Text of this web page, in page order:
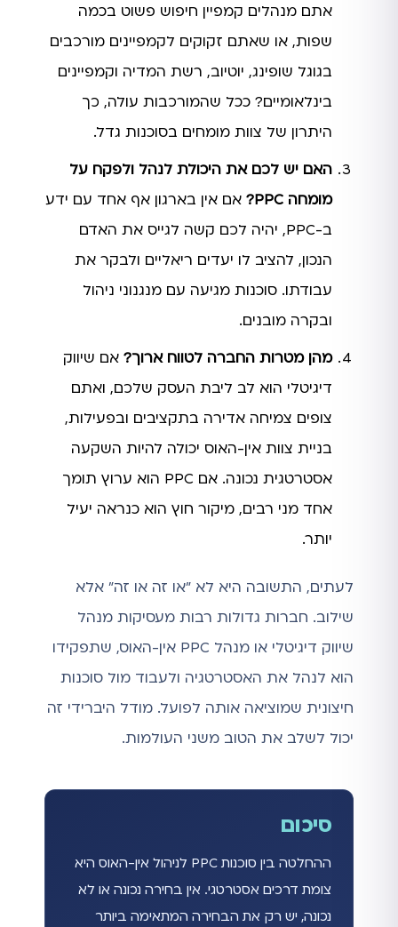
אתם מנהלים קמפיין חיפוש פשוט בכמה
שפות, או שאתם זקוקים לקמפיינים מורכבים
בגוגל שופינג, יוטיוב, רשת המדיה וקמפיינים
בינלאומיים? ככל שהמורכבות עולה, כך
היתרון של צוות מומחים בסוכנות גדל.
האם יש לכם את היכולת לנהל ולפקח על
מומחה PPC?
אם אין בארגון אף אחד עם ידע
ב-PPC, יהיה לכם קשה לגייס את האדם
הנכון, להציב לו יעדים ריאליים ולבקר את
עבודתו. סוכנות מגיעה עם מנגנוני ניהול
ובקרה מובנים.
מהן מטרות החברה לטווח ארוך? אם שיווק
דיגיטלי הוא לב ליבת העסק שלכם, ואתם
צופים צמיחה אדירה בתקציבים ובפעילות,
בניית צוות אין-האוס יכולה להיות השקעה
אסטרטגית נכונה. אם PPC הוא ערוץ תומך
אחד מני רבים, מיקור חוץ הוא כנראה יעיל
יותר.
לעתים, התשובה היא לא "או זה או זה" אלא
שילוב. חברות גדולות רבות מעסיקות מנהל
שיווק דיגיטלי או מנהל PPC אין-האוס, שתפקידו
הוא לנהל את האסטרטגיה ולעבוד מול סוכנות
חיצונית שמוציאה אותה לפועל. מודל היברידי זה
יכול לשלב את הטוב משני העולמות.
סיכום
ההחלטה בין סוכנות PPC לניהול אין-האוס היא
צומת דרכים אסטרטגי. אין בחירה נכונה או לא
נכונה, יש רק את הבחירה המתאימה ביותר